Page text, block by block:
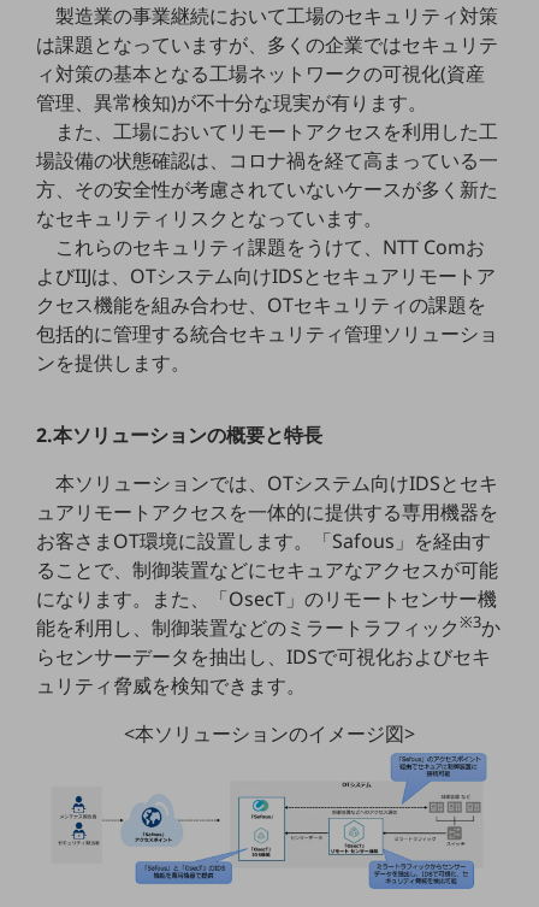
運用管理
業務支援・マーケティング
災害対策・BCP
課題・ニーズで探す
課題・ニーズで探すTOP
コミュニケーション・情報共有
マーケティング
業務効率化
災害対策
地域共創・地方創生
セキュリティ対策
遠隔監視
顧客体験（CX）改善
自動化・省電化
人材不足解消
業種・業態で探す
業種・業態で探すTOP
医療・介護
製造業の事業継続において工場のセキュリティ対策
は課題となっていますが、多くの企業ではセキュリテ
ィ対策の基本となる工場ネットワークの可視化(資産
管理、異常検知)が不十分な現実が有ります。
また、工場においてリモートアクセスを利用した工
場設備の状態確認は、コロナ禍を経て高まっている一
方、その安全性が考慮されていないケースが多く新た
なセキュリティリスクとなっています。
これらのセキュリティ課題をうけて、NTT Comお
よびIIJは、OTシステム向けIDSとセキュアリモートア
クセス機能を組み合わせ、OTセキュリティの課題を
包括的に管理する統合セキュリティ管理ソリューショ
ンを提供します。
2.本ソリューションの概要と特長
本ソリューションでは、OTシステム向けIDSとセキ
ュアリモートアクセスを一体的に提供する専用機器を
お客さまOT環境に設置します。「Safous」を経由す
ることで、制御装置などにセキュアなアクセスが可能
になります。また、「OsecT」のリモートセンサー機
能を利用し、制御装置などのミラートラフィック※3か
らセンサーデータを抽出し、IDSで可視化およびセキ
ュリティ脅威を検知できます。
<本ソリューションのイメージ図>